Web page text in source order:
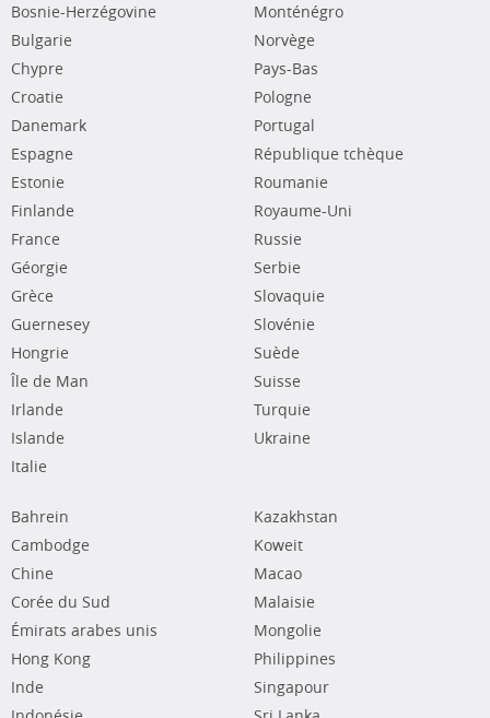
Bosnie-Herzégovine
Bulgarie
Chypre
Croatie
Danemark
Espagne
Estonie
Finlande
France
Géorgie
Grèce
Guernesey
Hongrie
Île de Man
Irlande
Islande
Italie
Monténégro
Norvège
Pays-Bas
Pologne
Portugal
République tchèque
Roumanie
Royaume-Uni
Russie
Serbie
Slovaquie
Slovénie
Suède
Suisse
Turquie
Ukraine
Bahrein
Cambodge
Chine
Corée du Sud
Émirats arabes unis
Hong Kong
Inde
Kazakhstan
Koweit
Macao
Malaisie
Mongolie
Philippines
Singapour